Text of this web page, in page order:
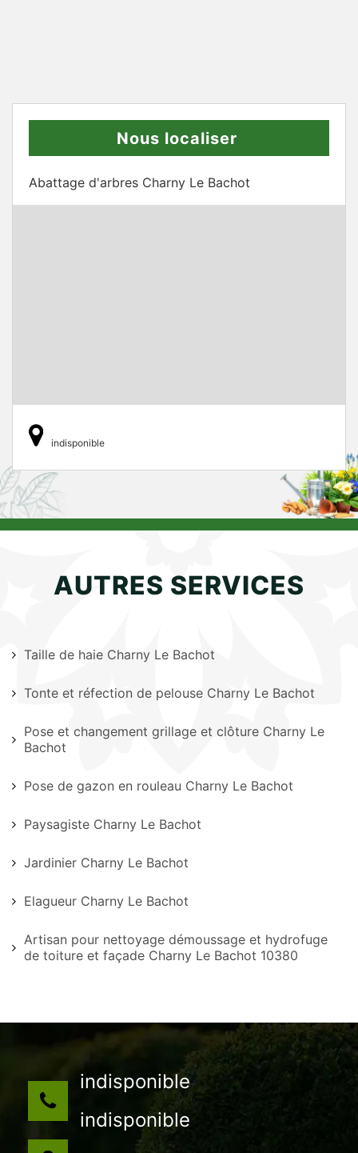
Nous localiser
Abattage d'arbres Charny Le Bachot
indisponible
AUTRES SERVICES
Taille de haie Charny Le Bachot
Tonte et réfection de pelouse Charny Le Bachot
Pose et changement grillage et clôture Charny Le
Bachot
Pose de gazon en rouleau Charny Le Bachot
Paysagiste Charny Le Bachot
Jardinier Charny Le Bachot
Elagueur Charny Le Bachot
Artisan pour nettoyage démoussage et hydrofuge
de toiture et façade Charny Le Bachot 10380
indisponible
indisponible